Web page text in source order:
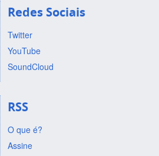
Redes Sociais
Twitter
YouTube
SoundCloud
RSS
O que é?
Assine